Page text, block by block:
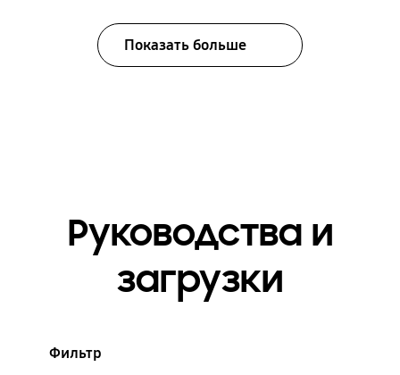
Показать больше
Руководства и
загрузки
Фильтр